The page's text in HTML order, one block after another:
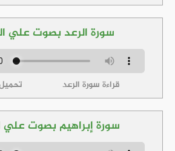
سورة الرعد بصوت علي
قراءة سورة الرعد
سورة إبراهيم بصوت